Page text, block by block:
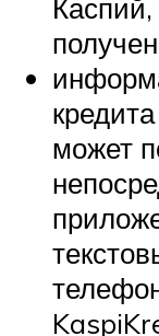
может